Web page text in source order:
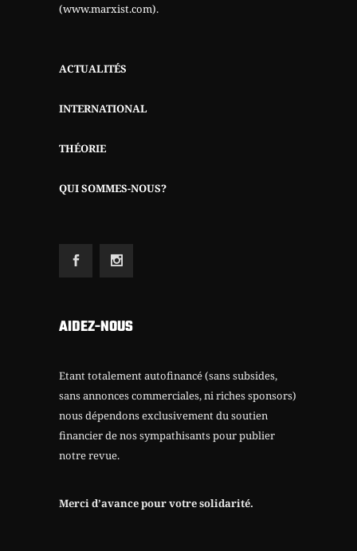
(www.marxist.com).
ACTUALITÉS
INTERNATIONAL
THÉORIE
QUI SOMMES-NOUS?
AIDEZ-NOUS
Etant totalement autofinancé (sans subsides,
sans annonces commerciales, ni riches sponsors)
nous dépendons exclusivement du soutien
financier de nos sympathisants pour publier
notre revue.
Merci d’avance pour votre solidarité.